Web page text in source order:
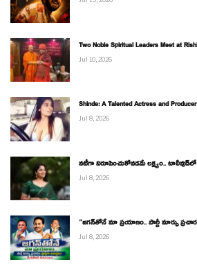
Two Noble Spiritual Leaders Meet at
Jul 10, 2026
Shinde: A Talented Actress and
Jul 8, 2026
నటీగా నిరూపించుకోవడమే లక్ష్యం..
Jul 8, 2026
“జగన్‌తోనే మా ప్రయాణం.. పార్టీ మార్పు
Jul 8, 2026